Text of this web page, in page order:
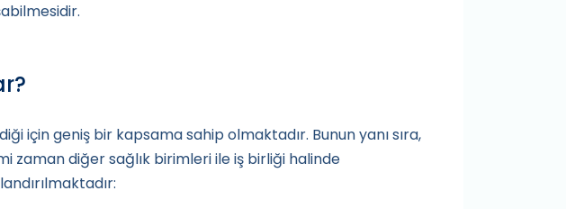
için geniş bir kapsama sahip olmaktadır. Bunun yanı sıra,
zaman diğer sağlık birimleri ile iş birliği halinde